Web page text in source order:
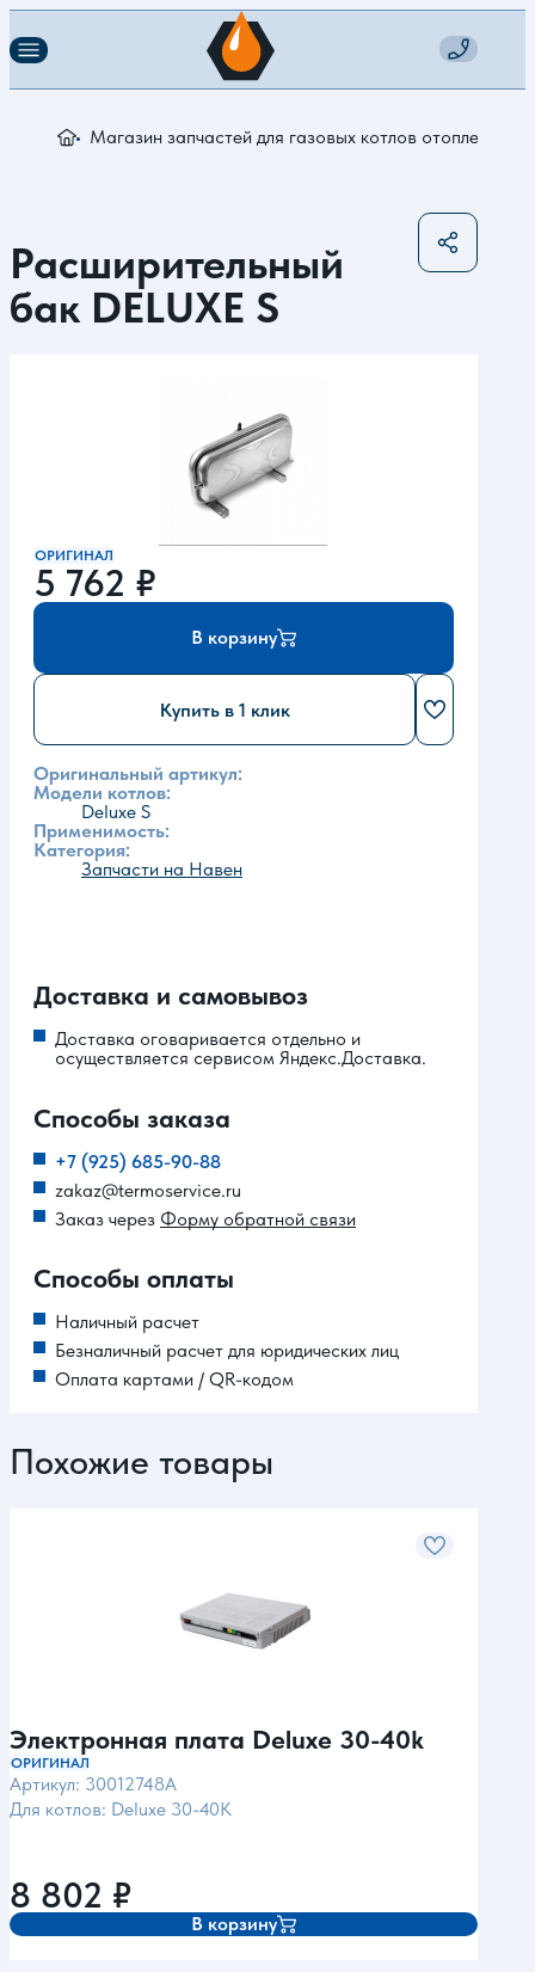
Магазин запчастей для газовых котлов отопления
Расширительный
бак DELUXE S
ОРИГИНАЛ
5 762 ₽
В корзину
Купить в 1 клик
Оригинальный артикул:
Модели котлов:
Deluxe S
Применимость:
Категория:
Запчасти на Навен
Доставка и самовывоз
Доставка оговаривается отдельно и
осуществляется сервисом Яндекс.Доставка.
Способы заказа
+7 (925) 685-90-88
zakaz@termoservice.ru
Заказ через Форму обратной связи
Способы оплаты
Наличный расчет
Безналичный расчет для юридических лиц
Оплата картами / QR-кодом
Похожие товары
Электронная плата Deluxe 30-40k
ОРИГИНАЛ
Артикул: 30012748A
Для котлов: Deluxe 30-40K
8 802 ₽
В корзину